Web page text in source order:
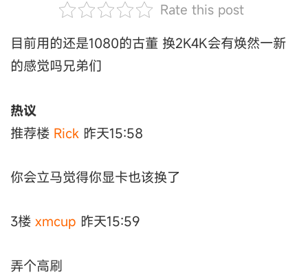
Rate this post
目前用的还是1080的古董 换2K4K会有焕然一新
的感觉吗兄弟们
热议
推荐楼 Rick 昨天15:58
你会立马觉得你显卡也该换了
3楼 xmcup 昨天15:59
弄个高刷